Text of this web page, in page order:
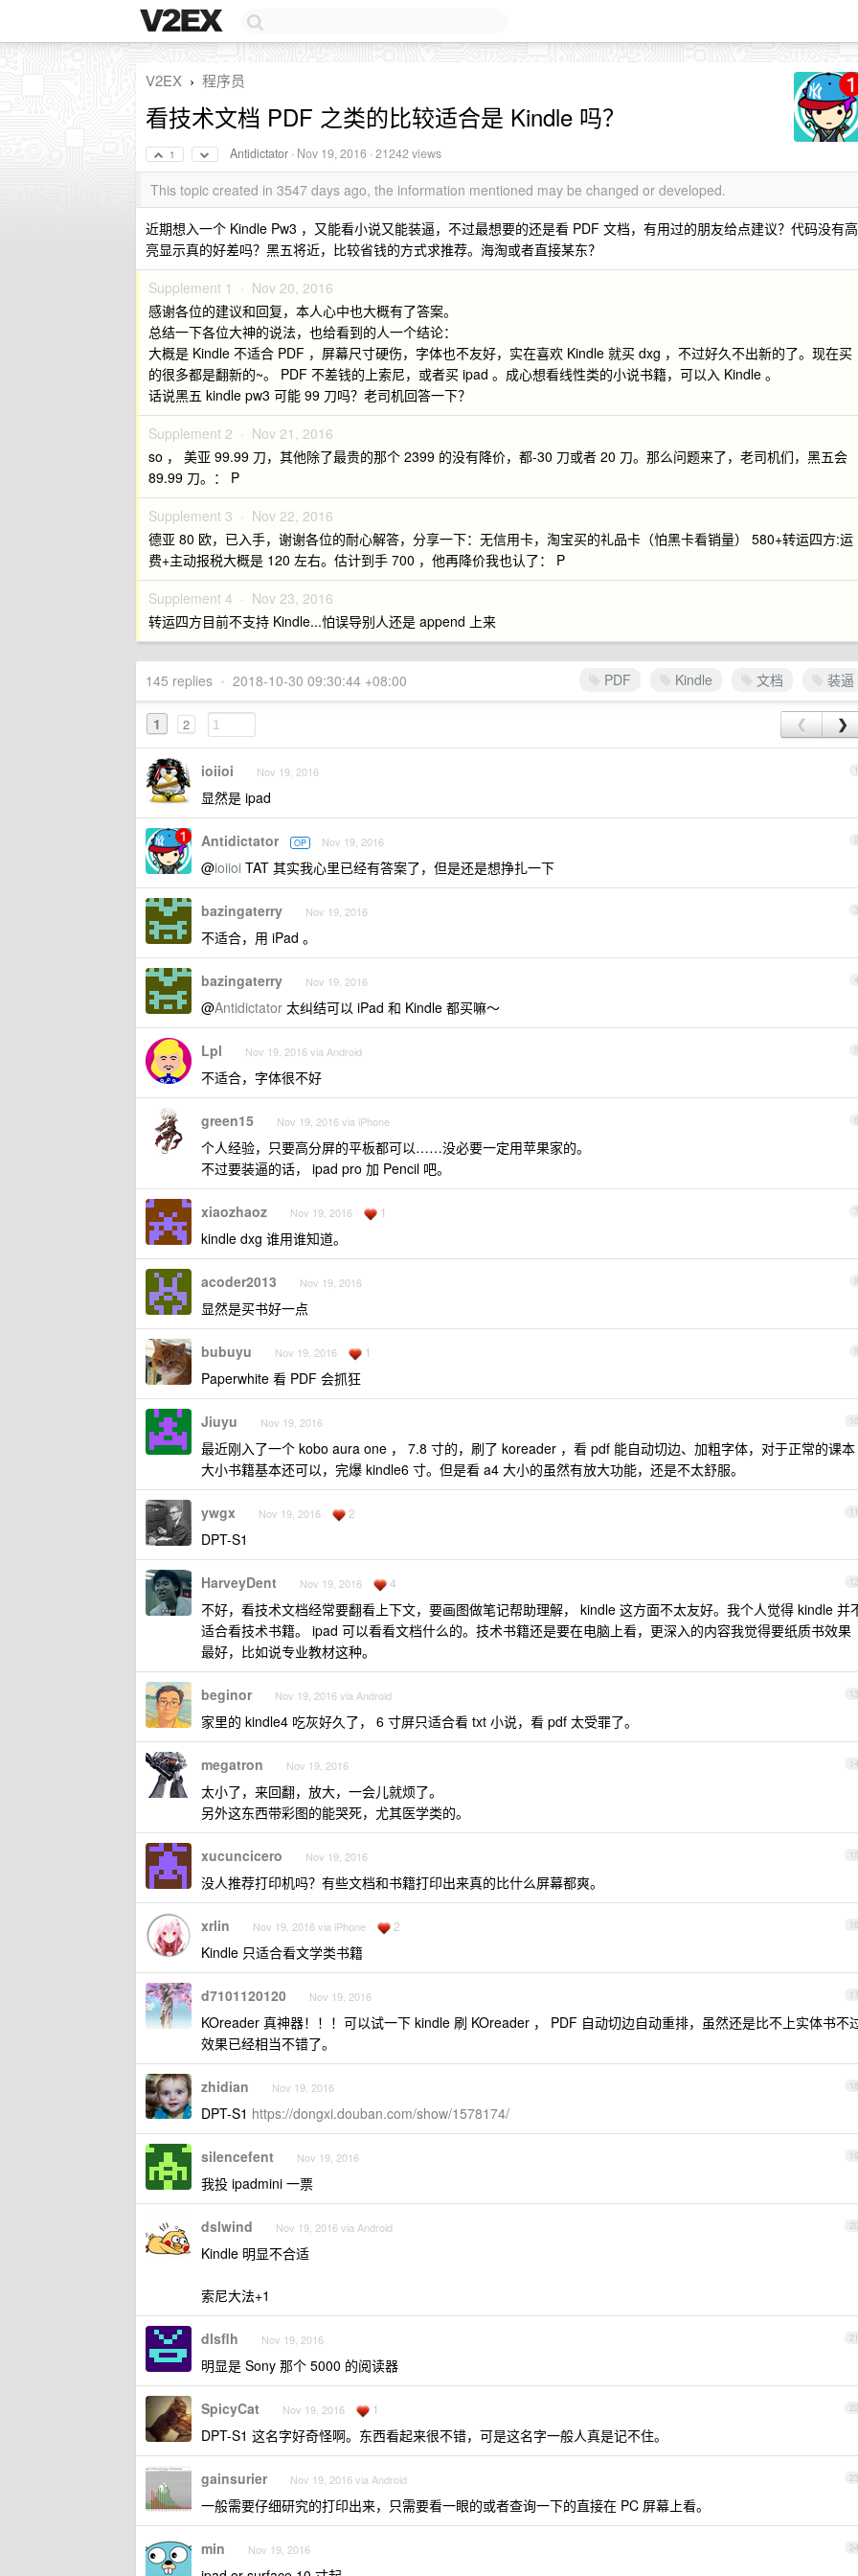
V2EX › 程序员
看技术文档 PDF 之类的比较适合是 Kindle 吗？
1 Antidictator · Nov 19, 2016 · 21242 views
This topic created in 3547 days ago, the information mentioned may be changed or developed.
近期想入一个 Kindle Pw3 ，又能看小说又能装逼，不过最想要的还是看 PDF 文档，有用过的朋友给点建议？代码没有高
亮显示真的好差吗？黑五将近，比较省钱的方式求推荐。海淘或者直接某东？
Supplement 1 · Nov 20, 2016
感谢各位的建议和回复，本人心中也大概有了答案。
总结一下各位大神的说法，也给看到的人一个结论：
大概是 Kindle 不适合 PDF ，屏幕尺寸硬伤，字体也不友好，实在喜欢 Kindle 就买 dxg ，不过好久不出新的了。现在买
的很多都是翻新的~。 PDF 不差钱的上索尼，或者买 ipad 。成心想看线性类的小说书籍，可以入 Kindle 。
话说黑五 kindle pw3 可能 99 刀吗？老司机回答一下？
Supplement 2 · Nov 21, 2016
so ， 美亚 99.99 刀，其他除了最贵的那个 2399 的没有降价，都-30 刀或者 20 刀。那么问题来了，老司机们，黑五会
89.99 刀。： P
Supplement 3 · Nov 22, 2016
德亚 80 欧，已入手，谢谢各位的耐心解答，分享一下：无信用卡，淘宝买的礼品卡（怕黑卡看销量） 580+转运四方:运
费+主动报税大概是 120 左右。估计到手 700 ，他再降价我也认了： P
Supplement 4 · Nov 23, 2016
转运四方目前不支持 Kindle...怕误导别人还是 append 上来
PDF Kindle 文档 装逼
145 replies • 2018-10-30 09:30:44 +08:00
1 2 ❮ ❯
1
ioiioi Nov 19, 2016
显然是 ipad
2
Antidictator OP Nov 19, 2016
@ioiioi TAT 其实我心里已经有答案了，但是还是想挣扎一下
3
bazingaterry Nov 19, 2016
不适合，用 iPad 。
4
bazingaterry Nov 19, 2016
@Antidictator 太纠结可以 iPad 和 Kindle 都买嘛～
5
Lpl Nov 19, 2016 via Android
不适合，字体很不好
6
green15 Nov 19, 2016 via iPhone
个人经验，只要高分屏的平板都可以……没必要一定用苹果家的。
不过要装逼的话， ipad pro 加 Pencil 吧。
7
xiaozhaoz Nov 19, 2016 1
kindle dxg 谁用谁知道。
8
acoder2013 Nov 19, 2016
显然是买书好一点
9
bubuyu Nov 19, 2016 1
Paperwhite 看 PDF 会抓狂
10
Jiuyu Nov 19, 2016
最近刚入了一个 kobo aura one ， 7.8 寸的，刷了 koreader ，看 pdf 能自动切边、加粗字体，对于正常的课本
大小书籍基本还可以，完爆 kindle6 寸。但是看 a4 大小的虽然有放大功能，还是不太舒服。
11
ywgx Nov 19, 2016 2
DPT-S1
12
HarveyDent Nov 19, 2016 4
不好，看技术文档经常要翻看上下文，要画图做笔记帮助理解， kindle 这方面不太友好。我个人觉得 kindle 并
适合看技术书籍。 ipad 可以看看文档什么的。技术书籍还是要在电脑上看，更深入的内容我觉得要纸质书效果
最好，比如说专业教材这种。
13
beginor Nov 19, 2016 via Android
家里的 kindle4 吃灰好久了， 6 寸屏只适合看 txt 小说，看 pdf 太受罪了。
14
megatron Nov 19, 2016
太小了，来回翻，放大，一会儿就烦了。
另外这东西带彩图的能哭死，尤其医学类的。
15
xucuncicero Nov 19, 2016
没人推荐打印机吗？有些文档和书籍打印出来真的比什么屏幕都爽。
16
xrlin Nov 19, 2016 via iPhone 2
Kindle 只适合看文学类书籍
17
d7101120120 Nov 19, 2016
KOreader 真神器！！！可以试一下 kindle 刷 KOreader ， PDF 自动切边自动重排，虽然还是比不上实体书不
效果已经相当不错了。
18
zhidian Nov 19, 2016
DPT-S1 https://dongxi.douban.com/show/1578174/
19
silencefent Nov 19, 2016
我投 ipadmini 一票
20
dslwind Nov 19, 2016 via Android
Kindle 明显不合适
索尼大法+1
21
dlsflh Nov 19, 2016
明显是 Sony 那个 5000 的阅读器
22
SpicyCat Nov 19, 2016 1
DPT-S1 这名字好奇怪啊。东西看起来很不错，可是这名字一般人真是记不住。
23
gainsurier Nov 19, 2016 via Android
一般需要仔细研究的打印出来，只需要看一眼的或者查询一下的直接在 PC 屏幕上看。
24
min Nov 19, 2016